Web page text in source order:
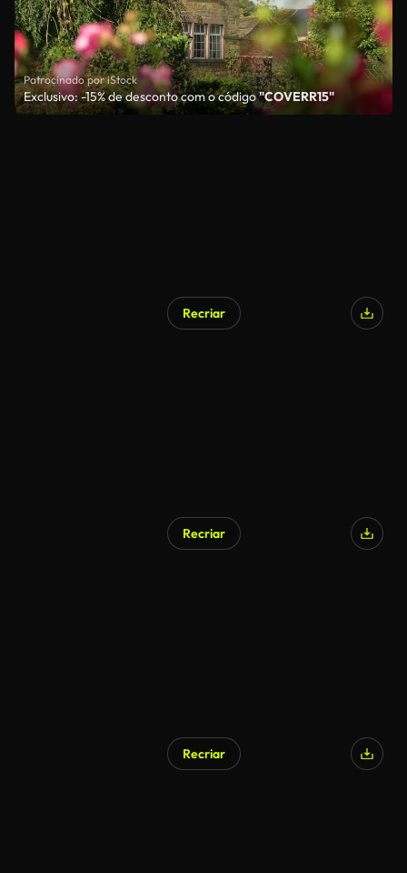
Patrocinado por iStock
Exclusivo: -15% de desconto com o código"COVERR15"
Recriar
Recriar
Recriar